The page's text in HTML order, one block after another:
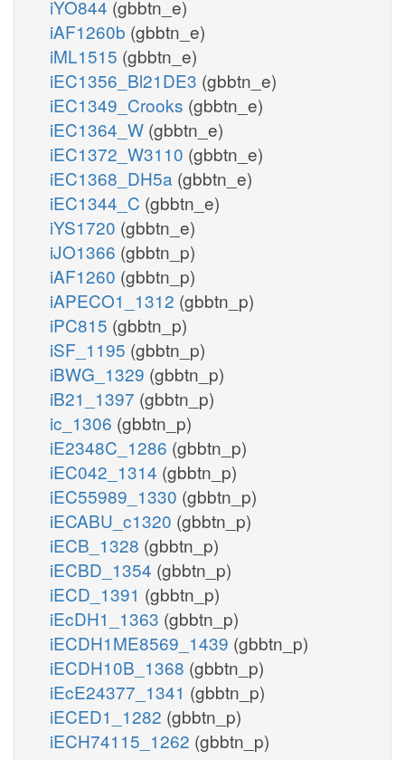
iYO844 (gbbtn_e)
iAF1260b (gbbtn_e)
iML1515 (gbbtn_e)
iEC1356_Bl21DE3 (gbbtn_e)
iEC1349_Crooks (gbbtn_e)
iEC1364_W (gbbtn_e)
iEC1372_W3110 (gbbtn_e)
iEC1368_DH5a (gbbtn_e)
iEC1344_C (gbbtn_e)
iYS1720 (gbbtn_e)
iJO1366 (gbbtn_p)
iAF1260 (gbbtn_p)
iAPECO1_1312 (gbbtn_p)
iPC815 (gbbtn_p)
iSF_1195 (gbbtn_p)
iBWG_1329 (gbbtn_p)
iB21_1397 (gbbtn_p)
ic_1306 (gbbtn_p)
iE2348C_1286 (gbbtn_p)
iEC042_1314 (gbbtn_p)
iEC55989_1330 (gbbtn_p)
iECABU_c1320 (gbbtn_p)
iECB_1328 (gbbtn_p)
iECBD_1354 (gbbtn_p)
iECD_1391 (gbbtn_p)
iEcDH1_1363 (gbbtn_p)
iECDH1ME8569_1439 (gbbtn_p)
iECDH10B_1368 (gbbtn_p)
iEcE24377_1341 (gbbtn_p)
iECED1_1282 (gbbtn_p)
iECH74115_1262 (gbbtn_p)